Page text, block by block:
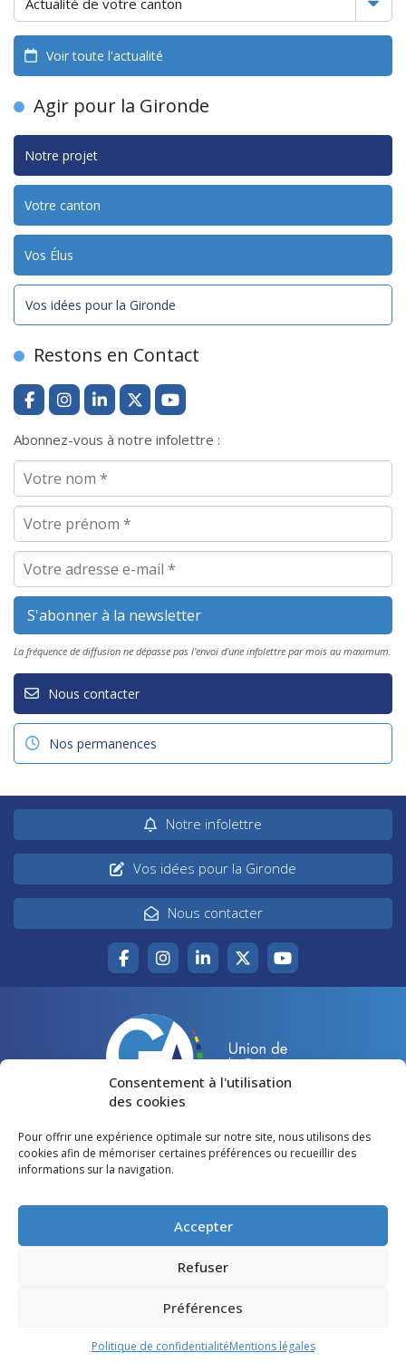
Consentement à l'utilisation
des cookies
Pour offrir une expérience optimale sur notre site, nous utilisons des
cookies afin de mémoriser certaines préférences ou recueillir des
informations sur la navigation.
Accepter
Refuser
Préférences
Politique de confidentialitéMentions légales
Voir toute l'actualité
Agir pour la Gironde
Notre projet
Votre canton
Vos Élus
Vos idées pour la Gironde
Restons en Contact
Abonnez-vous à notre infolettre :
La fréquence de diffusion ne dépasse pas l'envoi d'une infolettre par mois au maximum.
Nous contacter
Nos permanences
Notre infolettre
Vos idées pour la Gironde
Nous contacter
Accueil
Votre canton
Lire et voir
Agir pour la Gironde
Restons en contact
©Gironde Avenir- Tous droits réservés
Mentions légales